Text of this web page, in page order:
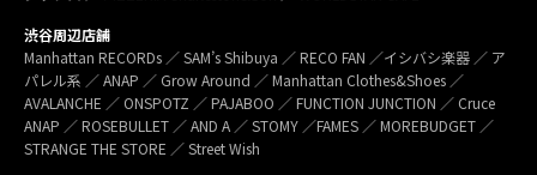
渋谷周辺店舗
Manhattan RECORDs ／ SAM’s Shibuya ／ RECO FAN ／イシバシ楽器 ／ ア
パレル系 ／ ANAP ／ Grow Around ／ Manhattan Clothes&Shoes ／
AVALANCHE ／ ONSPOTZ ／ PAJABOO ／ FUNCTION JUNCTION ／ Cruce
ANAP ／ ROSEBULLET ／ AND A ／ STOMY ／FAMES ／ MOREBUDGET ／
STRANGE THE STORE ／ Street Wish